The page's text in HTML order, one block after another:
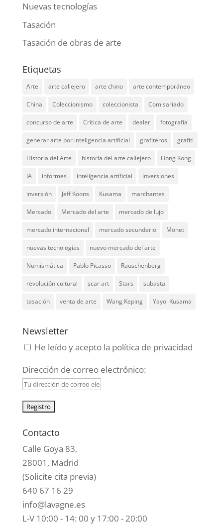
Nuevas tecnologías
Tasación
Tasación de obras de arte
Etiquetas
Arte arte callejero arte chino arte contemporáneo
China Coleccionismo coleccionista Comisariado
concurso de arte Crítica de arte dealer fotografía
generar arte por inteligencia artificial grafiteros grafiti
Historia del Arte historia del arte callejero Hong Kong
IA informes inteligencia artificial inversiones
inversión Jeff Koons Kusama marchantes
Mercado Mercado del arte mercado de lujo
mercado internacional mercado secundario Monet
nuevas tecnologías nuevo mercado del arte
Numismática Pablo Picasso Rauschenberg
revolución cultural scar art Stars subasta
tasación venta de arte Wang Keping Yayoi Kusama
Newsletter
He leído y acepto la política de privacidad
Dirección de correo electrónico:
Contacto
Calle Goya 83,
28001, Madrid
(Solicite cita previa)
640 67 16 29
info@lavagne.es
L-V 10:00 - 14: 00 y 17:00 - 20:00